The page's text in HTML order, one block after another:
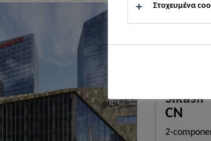
Architect:
CN
2-
Στοχευμένα